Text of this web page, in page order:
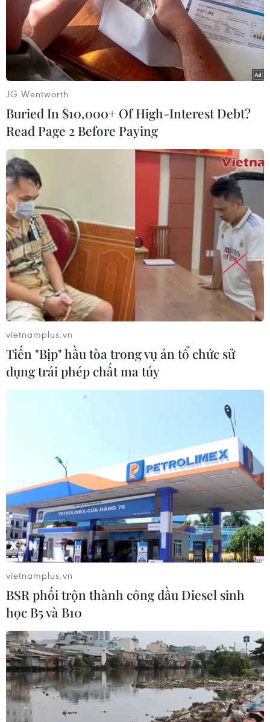
TIN LIÊN QUAN
Số 7 - Điều kỳ diệu đối với những bệnh
nhân đái tháo đường
14/11/2019 08:55
Số 7 trong chiến dịch mang ý nghĩa kêu gọi cộng đồng
hiểu đúng về bệnh đái tháo đường nhằm chủ động tầm
soát sớm - kiểm soát đường huyết chặt chẽ.
Phối hợp phòng bệnh truyền nhiễm giữa
các địa phương chung biên giới
15/11/2019 09:06
Toàn tỉnh Quảng Bình đã có gần 8.000 người nhiễm
bệnh sốt xuất huyết, trong đó có 3 người chết; riêng
huyện Bố Trạch có trên 1.600 ca, xuất hiện ở 29 xã trên
địa bàn.
JG Wentworth
Buried In $10,000+ Of High-Interest Debt?
Read Page 2 Before Paying
vietnamplus.vn
Tiến "Bịp" hầu tòa trong vụ án tổ chức sử
dụng trái phép chất ma túy
vietnamplus.vn
BSR phối trộn thành công dầu Diesel sinh
học B5 và B10